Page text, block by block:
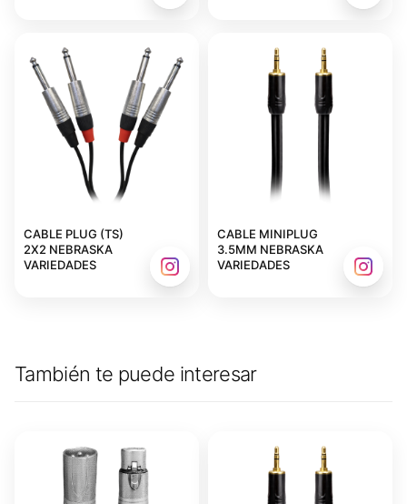
CABLE PLUG (TS)
2X2 NEBRASKA
VARIEDADES
CABLE MINIPLUG
3.5MM NEBRASKA
VARIEDADES
También te puede interesar